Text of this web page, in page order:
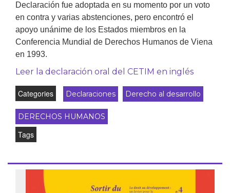
Declaración fue adoptada en su momento por un voto
en contra y varias abstenciones, pero encontró el
apoyo unánime de los Estados miembros en la
Conferencia Mundial de Derechos Humanos de Viena
en 1993.
Leer la declaración oral del CETIM en inglés
Categories Declaraciones Derecho al desarrollo
DERECHOS HUMANOS
Tags